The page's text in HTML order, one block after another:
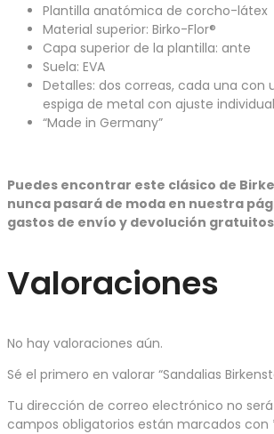
Plantilla anatómica de corcho-látex
Material superior: Birko-Flor®
Capa superior de la plantilla: ante
Suela: EVA
Detalles: dos correas, cada una con
espiga de metal con ajuste
“Made in Germany”
Puedes encontrar este clásico de
nunca pasará de moda en nuestra
gastos de envío y devolución
Valoraciones
No hay valoraciones aún.
Sé el primero en valorar “Sandalias
Tu dirección de correo electrónico no
campos obligatorios están marcados con